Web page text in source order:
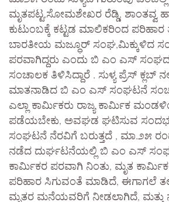
ಮೃತಪಟ್ಟ,ಸೋಮಶೇಖರ ರೆಡ್ಡಿ, ಶಾಂತವ್ವ
ಕುಟುಂಬಕ್ಕೆ ಕಟ್ಟಡ ಮಾಲಿಕರಿಂದ ಪರಿಹಾರ
ಬಾರತೀಯ ಮಜ್ಧೂರ್ ಸಂಘ,ಮಿಕ್ಕುಳಿದ
ಪರವಾಗಿದ್ದರು ಎಂದು ಬಿ ಎಂ ಎಸ್
ಸಂಚಾಲಕ ತಿಳಿಸಿದ್ದಾರೆ . ಸುಳ್ಯ ಪ್ರೆಸ್ ಕ್ಲಬ್
ಮಾತನಾಡಿದ ಬಿ ಎಂ ಎಸ್ ಸಂಘಟನೆ
ಎಲ್ಲಾ ಕಾರ್ಮಿಕರು ರಾಜ್ಯ ಕಾರ್ಮಿಕ
ಪಡೆಯಬೇಕು, ಅವಘಡ ಘಟಿಸುವ
ಸಂಘಟನೆ ನೆರವಿಗೆ ಬರುತ್ತದೆ , ಮಾ.೨೫
ನಡೆದ ದುರ್ಘಟನೆಯಲ್ಲಿ ಬಿ ಎಂ ಎಸ್
ಕಾರ್ಮಿಕರ ಪರವಾಗಿ ನಿಂತು, ಮೃತ
ಪರಿಹಾರ ಸಿಗುವಂತೆ ಮಾಡಿದೆ, ಈಗಾಗಲೆ
ಮೃತರ ಮನೆಯವರಿಗೆ ನೀಡಲಾಗಿದೆ, ಮತ್ತು